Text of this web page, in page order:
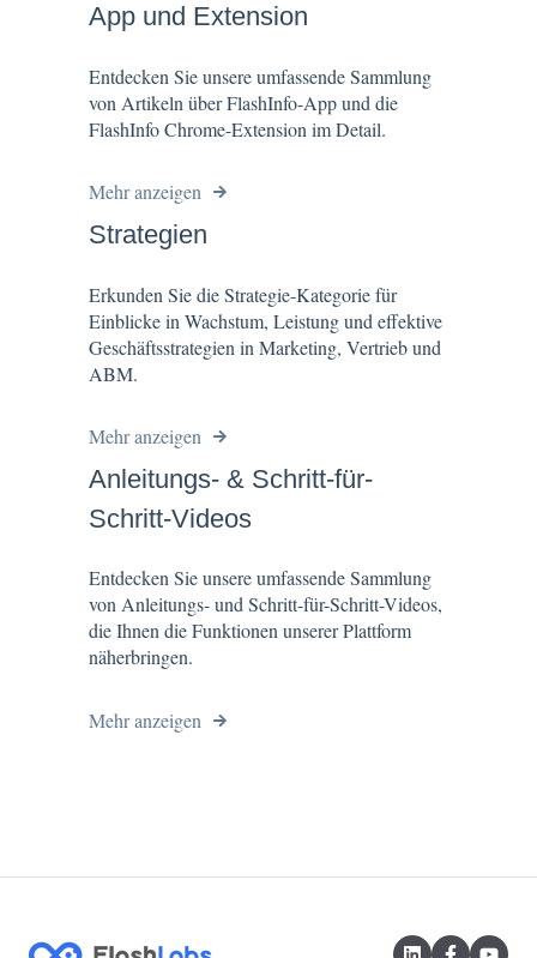
App und Extension
Entdecken Sie unsere umfassende Sammlung
von Artikeln über FlashInfo-App und die
FlashInfo Chrome-Extension im Detail.
Mehr anzeigen
Strategien
Erkunden Sie die Strategie-Kategorie für
Einblicke in Wachstum, Leistung und effektive
Geschäftsstrategien in Marketing, Vertrieb und
ABM.
Mehr anzeigen
Anleitungs- & Schritt-für-
Schritt-Videos
Entdecken Sie unsere umfassende Sammlung
von Anleitungs- und Schritt-für-Schritt-Videos,
die Ihnen die Funktionen unserer Plattform
näherbringen.
Mehr anzeigen